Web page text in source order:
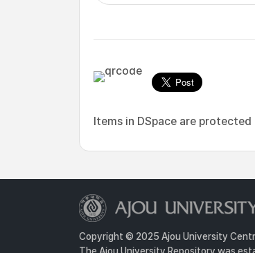
Items in DSpace are
Copyright © 2025 Ajou University
The Ajou University Repository was